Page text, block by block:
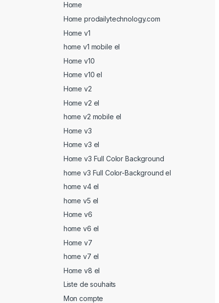
Home
Home prodailytechnology.com
Home v1
home v1 mobile el
Home v10
Home v10 el
Home v2
Home v2 el
home v2 mobile el
Home v3
Home v3 el
Home v3 Full Color Background
home v3 Full Color-Background el
home v4 el
home v5 el
Home v6
home v6 el
Home v7
home v7 el
Home v8 el
Liste de souhaits
Mon compte